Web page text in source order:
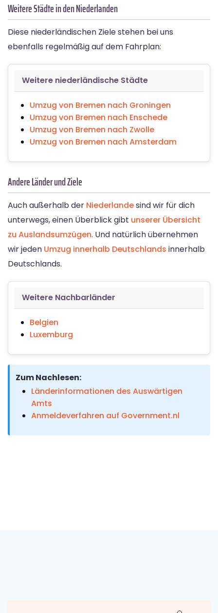
Weitere Städte in den Niederlanden
Diese niederländischen Ziele stehen bei uns
ebenfalls regelmäßig auf dem Fahrplan:
Weitere niederländische Städte
Umzug von Bremen nach Groningen
Umzug von Bremen nach Enschede
Umzug von Bremen nach Zwolle
Umzug von Bremen nach Amsterdam
Andere Länder und Ziele
Auch außerhalb der Niederlandesind wir für dich
unterwegs, einen Überblick gibt unserer Übersicht
zu Auslandsumzügen. Und natürlich übernehmen
wir jeden Umzug innerhalb Deutschlands innerhalb
Deutschlands.
Weitere Nachbarländer
Belgien
Luxemburg
Zum Nachlesen:
Länderinformationen des Auswärtigen
Amts
Anmeldeverfahren auf Government.nl